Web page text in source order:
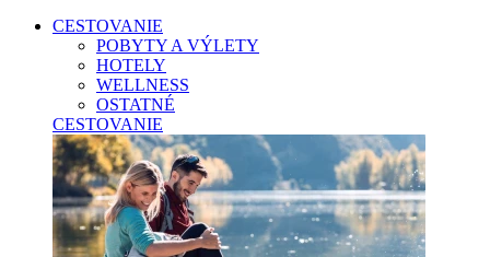
CESTOVANIE
POBYTY A VÝLETY
HOTELY
WELLNESS
OSTATNÉ
CESTOVANIE